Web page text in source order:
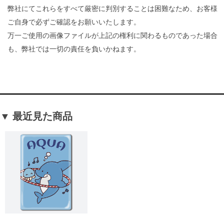
弊社にてこれらをすべて厳密に判別することは困難なため、お客様
ご自身で必ずご確認をお願いいたします。
万一ご使用の画像ファイルが上記の権利に関わるものであった場合
も、弊社では一切の責任を負いかねます。
▼ 最近見た商品